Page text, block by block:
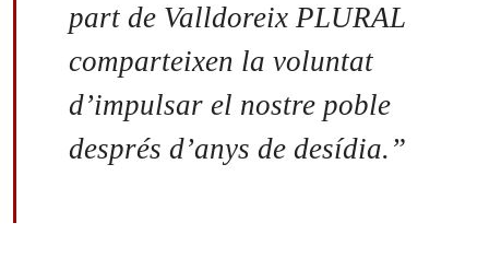
part de Valldoreix PLURAL
comparteixen la voluntat
d’impulsar el nostre poble
després d’anys de desídia.”